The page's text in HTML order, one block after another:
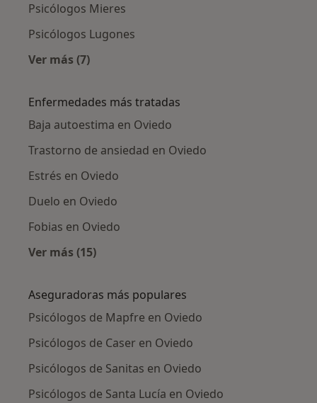
Psicólogos Mieres
Psicólogos Lugones
Ver más (7)
Enfermedades más tratadas
Baja autoestima en Oviedo
Trastorno de ansiedad en Oviedo
Estrés en Oviedo
Duelo en Oviedo
Fobias en Oviedo
Ver más (15)
Aseguradoras más populares
Psicólogos de Mapfre en Oviedo
Psicólogos de Caser en Oviedo
Psicólogos de Sanitas en Oviedo
Psicólogos de Santa Lucía en Oviedo